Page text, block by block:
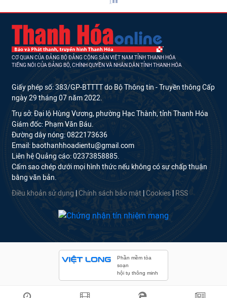
CƠ QUAN CỦA ĐẢNG BỘ ĐẢNG CỘNG SẢN VIỆT NAM TỈNH THANH HÓA
TIẾNG NÓI CỦA ĐẢNG BỘ, CHÍNH QUYỀN VÀ NHÂN DÂN TỈNH THANH HÓA
Giấy phép số: 383/GP-BTTTT do Bộ Thông tin - Truyền thông Cấp
ngày 29 tháng 07 năm 2022.
Trụ sở: Đại lộ Hùng Vương, phường Hạc Thành, tỉnh Thanh Hóa
Giám đốc: Phạm Văn Báu.
Đường dây nóng: 0822173636
Email: baothanhhoadientu@gmail.com
Liên hệ Quảng cáo: 02373858885.
Cấm sao chép dưới mọi hình thức nếu không có sự chấp thuận
bằng văn bản.
Điều khoản sử dụng Chính sách bảo mật Cookies RSS
Phần mềm tòa
soạn
hội tụ thông minh